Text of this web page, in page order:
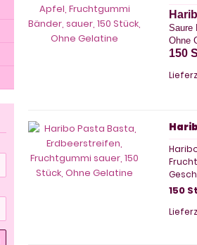
Saure
Ohne
150
150